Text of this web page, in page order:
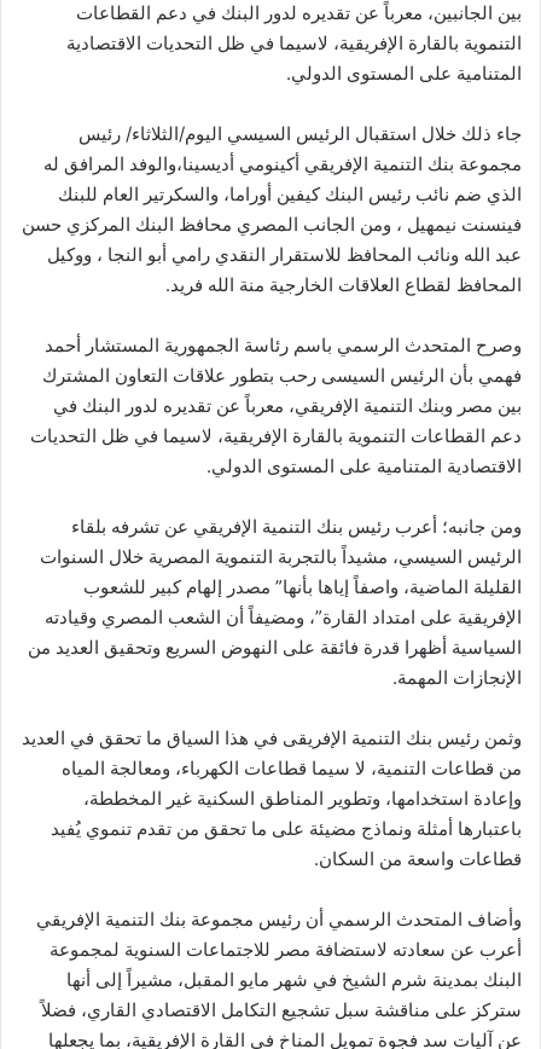
بين الجانبين، معرباً عن تقديره لدور البنك في دعم القطاعات
التنموية بالقارة الإفريقية، لاسيما في ظل التحديات الاقتصادية
المتنامية على المستوى الدولي.
جاء ذلك خلال استقبال الرئيس السيسي اليوم/الثلاثاء/ رئيس
مجموعة بنك التنمية الإفريقي أكينومي أديسينا،والوفد المرافق له
الذي ضم نائب رئيس البنك كيفين أوراما، والسكرتير العام للبنك
فينسنت نيمهيل ، ومن الجانب المصري محافظ البنك المركزي حسن
عبد الله ونائب المحافظ للاستقرار النقدي رامي أبو النجا ، ووكيل
المحافظ لقطاع العلاقات الخارجية منة الله فريد.
وصرح المتحدث الرسمي باسم رئاسة الجمهورية المستشار أحمد
فهمي بأن الرئيس السيسى رحب بتطور علاقات التعاون المشترك
بين مصر وبنك التنمية الإفريقي، معرباً عن تقديره لدور البنك في
دعم القطاعات التنموية بالقارة الإفريقية، لاسيما في ظل التحديات
الاقتصادية المتنامية على المستوى الدولي.
ومن جانبه؛ أعرب رئيس بنك التنمية الإفريقي عن تشرفه بلقاء
الرئيس السيسي، مشيداً بالتجربة التنموية المصرية خلال السنوات
القليلة الماضية، واصفاً إياها بأنها” مصدر إلهام كبير للشعوب
الإفريقية على امتداد القارة”، ومضيفاً أن الشعب المصري وقيادته
السياسية أظهرا قدرة فائقة على النهوض السريع وتحقيق العديد من
الإنجازات المهمة.
وثمن رئيس بنك التنمية الإفريقى في هذا السياق ما تحقق في العديد
من قطاعات التنمية، لا سيما قطاعات الكهرباء، ومعالجة المياه
وإعادة استخدامها، وتطوير المناطق السكنية غير المخططة،
باعتبارها أمثلة ونماذج مضيئة على ما تحقق من تقدم تنموي يُفيد
قطاعات واسعة من السكان.
وأضاف المتحدث الرسمي أن رئيس مجموعة بنك التنمية الإفريقي
أعرب عن سعادته لاستضافة مصر للاجتماعات السنوية لمجموعة
البنك بمدينة شرم الشيخ في شهر مايو المقبل، مشيراً إلى أنها
ستركز على مناقشة سبل تشجيع التكامل الاقتصادي القاري، فضلاً
عن آليات سد فجوة تمويل المناخ في القارة الإفريقية، بما يجعلها